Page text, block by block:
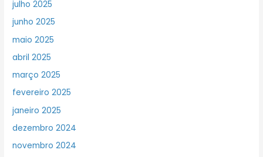
julho 2025
junho 2025
maio 2025
abril 2025
março 2025
fevereiro 2025
janeiro 2025
dezembro 2024
novembro 2024